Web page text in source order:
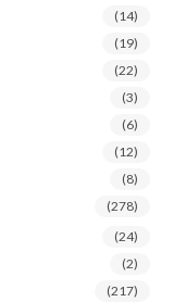
(14)
(19)
(22)
(3)
(6)
(12)
(8)
(278)
(24)
(2)
(217)